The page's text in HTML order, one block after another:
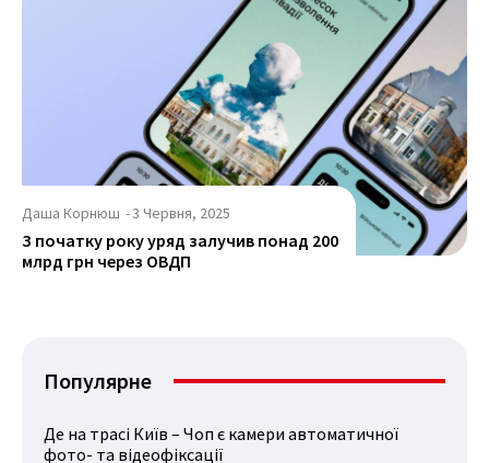
Даша Корнюш -3 Червня, 2025
З початку року уряд залучив понад 200
млрд грн через ОВДП
Популярне
Де на трасі Київ – Чоп є камери автоматичної
фото- та відеофіксації